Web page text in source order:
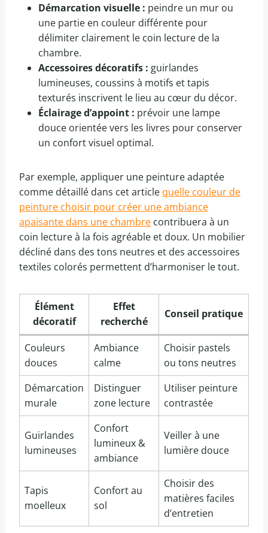
Démarcation visuelle : peindre un mur ou
une partie en couleur différente pour
délimiter clairement le coin lecture de la
chambre.
Accessoires décoratifs : guirlandes
lumineuses, coussins à motifs et tapis
texturés inscrivent le lieu au cœur du décor.
Éclairage d’appoint : prévoir une lampe
douce orientée vers les livres pour conserver
un confort visuel optimal.
Par exemple, appliquer une peinture adaptée
comme détaillé dans cet article quelle couleur de
peinture choisir pour créer une ambiance
apaisante dans une chambre contribuera à un
coin lecture à la fois agréable et doux. Un mobilier
décliné dans des tons neutres et des accessoires
textiles colorés permettent d’harmoniser le tout.
Élément
décoratif
Effet
recherché
Conseil pratique
Couleurs
douces
Ambiance
calme
Choisir pastels
ou tons neutres
Démarcation
murale
Distinguer
zone lecture
Utiliser peinture
contrastée
Guirlandes
lumineuses
Confort
lumineux &
ambiance
Veiller à une
lumière douce
Tapis
moelleux
Confort au
sol
Choisir des
matières faciles
d’entretien